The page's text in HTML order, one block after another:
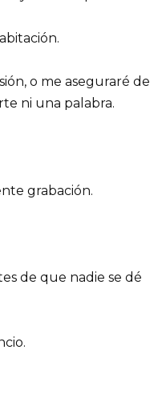
o me aseguraré de
ni una palabra.
grabación.
de que nadie se dé